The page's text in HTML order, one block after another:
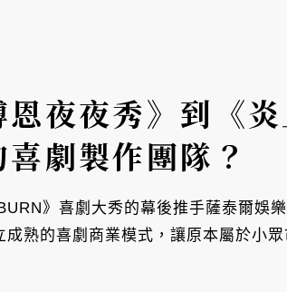
恩夜夜秀》到《
劇製作團隊？
》喜劇大秀的幕後推手薩泰爾娛
成熟的喜劇商業模式，讓原本屬於小